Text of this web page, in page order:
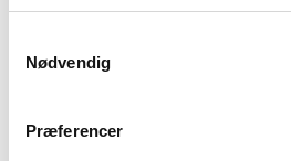
Nødvendig
Præferencer